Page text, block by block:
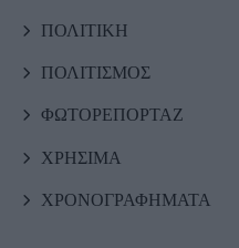
ΠΟΛΙΤΙΚΗ
ΠΟΛΙΤΙΣΜΟΣ
ΦΩΤΟΡΕΠΟΡΤΑΖ
ΧΡΗΣΙΜΑ
ΧΡΟΝΟΓΡΑΦΗΜΑΤΑ